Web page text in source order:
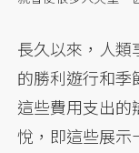
長久以來，人
的勝利遊行和季
這些費用支出的
悅，即這些展示